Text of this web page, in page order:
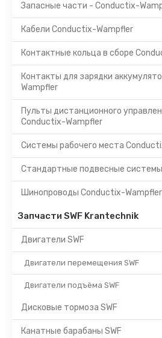
Запасные части - Conductix-
Кабели Conductix-Wampfler
Контактные кольца в сборе
Контакты для зарядки
Wampfler
Пульты дистанционного
Conductix-Wampfler
Системы рабочего места
Стандартные подвесные
Шинопроводы Conductix-Wampfler
Запчасти SWF Krantechnik
Двигатели SWF
Двигатели перемещения SWF
Двигатели подъёма SWF
Дисковые тормоза SWF
Канатные барабаны SWF